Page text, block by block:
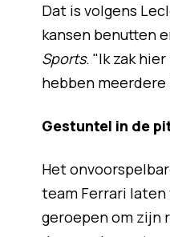
Dat is volgens
kansen benutten
Sports. "Ik zak
hebben
Gestuntel in de
Het
team Ferrari laten
geroepen om zijn